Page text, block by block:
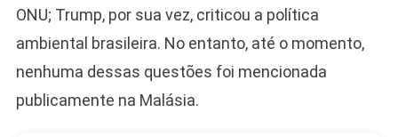
ONU; Trump, por sua vez, criticou a política
ambiental brasileira. No entanto, até o momento,
nenhuma dessas questões foi mencionada
publicamente na Malásia.